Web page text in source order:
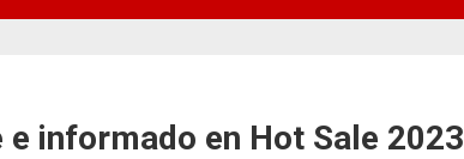
informado en Hot Sale 2023